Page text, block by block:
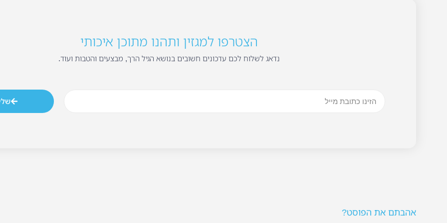
הצטרפו למגזין ותהנו מתוכן איכותי
נדאג לשלוח לכם עדכונים חשובים בנושא הגיל הרך, מבצעים והטבות ועוד.
אהבתם את הפוסט?